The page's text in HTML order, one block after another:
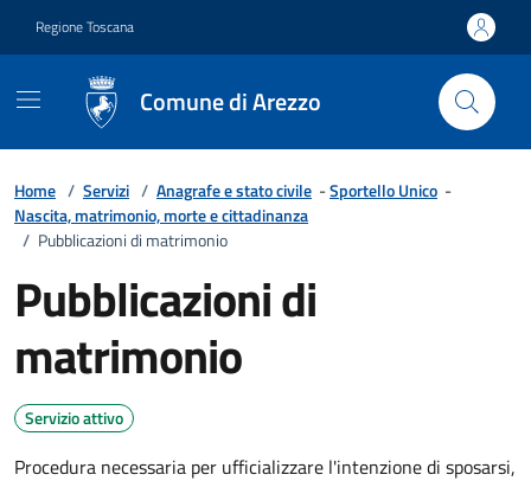
Regione Toscana
Comune di Arezzo
Home / Servizi / Anagrafe e stato civile -Sportello Unico -
Nascita, matrimonio, morte e cittadinanza
/ Pubblicazioni di matrimonio
Pubblicazioni di
matrimonio
Servizio attivo
Procedura necessaria per ufficializzare l'intenzione di sposarsi,